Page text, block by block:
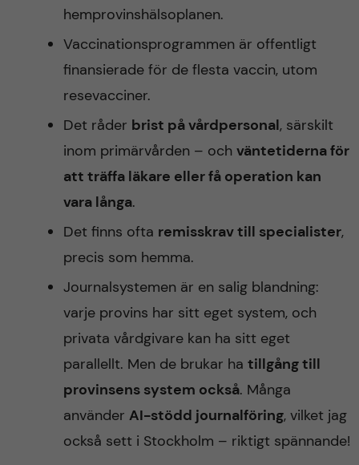
hemprovinshälsoplanen.
Vaccinationsprogrammen är offentligt
finansierade för de flesta vaccin, utom
resevacciner.
Det råder brist på vårdpersonal, särskilt
inom primärvården – och väntetiderna för
att träffa läkare eller få operation kan
vara långa.
Det finns ofta remisskrav till specialister,
precis som hemma.
Journalsystemen är en salig blandning:
varje provins har sitt eget system, och
privata vårdgivare kan ha sitt eget
parallellt. Men de brukar ha tillgång till
provinsens system också. Många
använder AI-stödd journalföring, vilket jag
också sett i Stockholm – riktigt spännande!